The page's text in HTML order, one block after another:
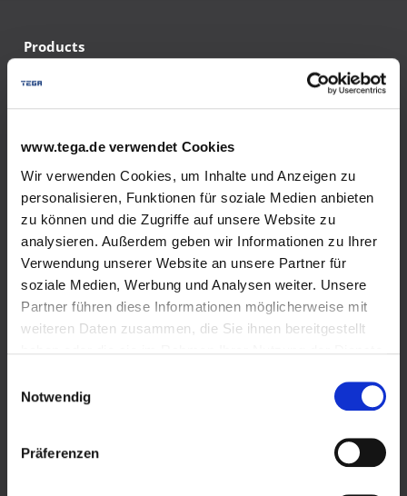
www.tega.de verwendet Cookies
Wir verwenden Cookies, um Inhalte und Anzeigen zu
personalisieren, Funktionen für soziale Medien anbieten
zu können und die Zugriffe auf unsere Website zu
analysieren. Außerdem geben wir Informationen zu Ihrer
Verwendung unserer Website an unsere Partner für
soziale Medien, Werbung und Analysen weiter. Unsere
Partner führen diese Informationen möglicherweise mit
weiteren Daten zusammen, die Sie ihnen bereitgestellt
Wir verwenden Cookies und andere Technologien auf
unserer Webseite. Einige von ihnen sind essenziell,
während andere uns helfen, diese Website und Ihre
Erfahrung zu verbessern. Cookies sind kleine Text-
Notwendig
Präferenzen
Products
LPG tank versions
Areas of use
Emergency supply
Energy saving tips
Safety and environmental protection